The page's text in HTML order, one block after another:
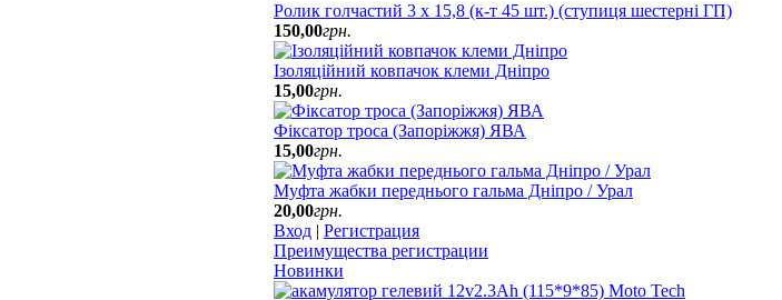
Ролик голчастий 3 х 15,8 (к-т 45 шт.) (ступиця шестерні ГП)
150,00грн.
Ізоляційний ковпачок клеми Дніпро
15,00грн.
Фіксатор троса (Запоріжжя) ЯВА
15,00грн.
Муфта жабки переднього гальма Дніпро / Урал
20,00грн.
Вход | Регистрация
Преимущества регистрации
Новинки